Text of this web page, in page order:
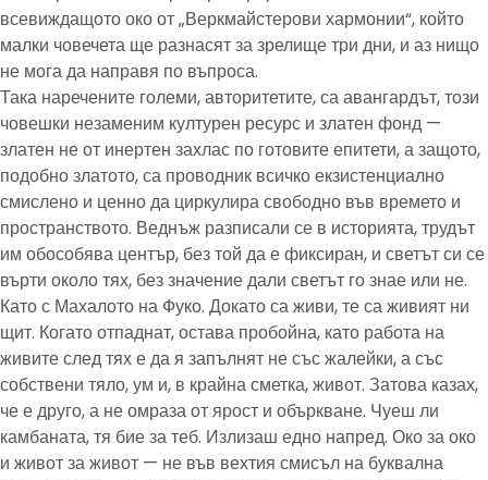
всевиждащото око от „Веркмайстерови хармонии“, който
малки човечета ще разнасят за зрелище три дни, и аз нищо
не мога да направя по въпроса.
Така наречените големи, авторитетите, са авангардът, този
човешки незаменим културен ресурс и златен фонд —
златен не от инертен захлас по готовите епитети, а защото,
подобно златото, са проводник всичко екзистенциално
смислено и ценно да циркулира свободно във времето и
пространството. Веднъж разписали се в историята, трудът
им обособява център, без той да е фиксиран, и светът си се
върти около тях, без значение дали светът го знае или не.
Като с Махалото на Фуко. Докато са живи, те са живият ни
щит. Когато отпаднат, остава пробойна, като работа на
живите след тях е да я запълнят не със жалейки, а със
собствени тяло, ум и, в крайна сметка, живот. Затова казах,
че е друго, а не омраза от ярост и объркване. Чуеш ли
камбаната, тя бие за теб. Излизаш едно напред. Око за око
и живот за живот — не във вехтия смисъл на буквална